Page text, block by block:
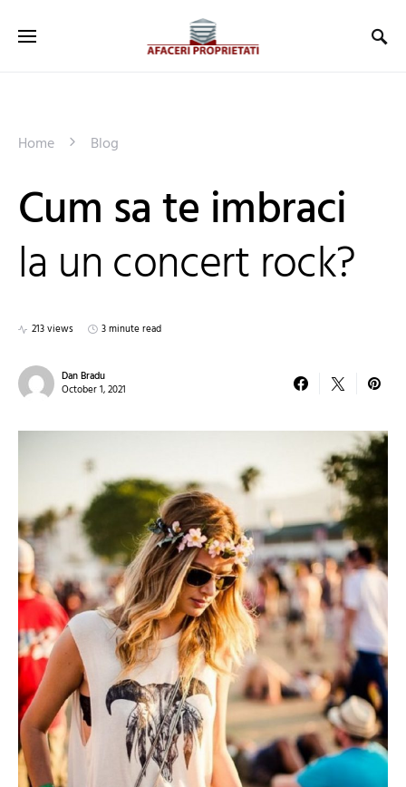
Home Blog
Cum sa te imbraci
la un concert rock?
213 views 3 minute read
Dan Bradu
October 1, 2021